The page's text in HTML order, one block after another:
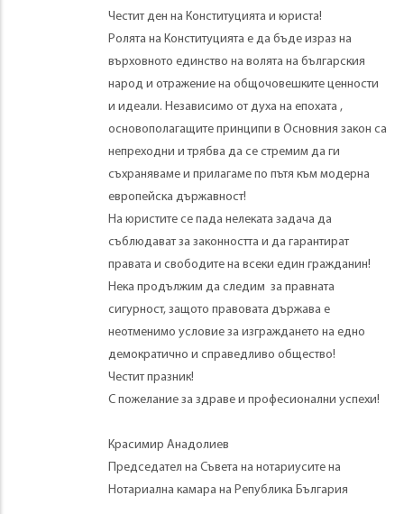
Честит ден на Конституцията и юриста!
Ролята на Конституцията е да бъде израз на
върховното единство на волята на българския
народ и отражение на общочовешките ценности
и идеали. Независимо от духа на епохата ,
основополагащите принципи в Основния закон са
непреходни и трябва да се стремим да ги
съхраняваме и прилагаме по пътя към модерна
европейска държавност!
На юристите се пада нелеката задача да
съблюдават за законността и да гарантират
правата и свободите на всеки един гражданин!
Нека продължим да следим за правната
сигурност, защото правовата държава е
неотменимо условие за изграждането на едно
демократично и справедливо общество!
Честит празник!
С пожелание за здраве и професионални успехи!
Красимир Анадолиев
Председател на Съвета на нотариусите на
Нотариална камара на Република България